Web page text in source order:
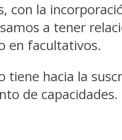
con la
a tener
en facultativos.
hacia la
de capacidades.